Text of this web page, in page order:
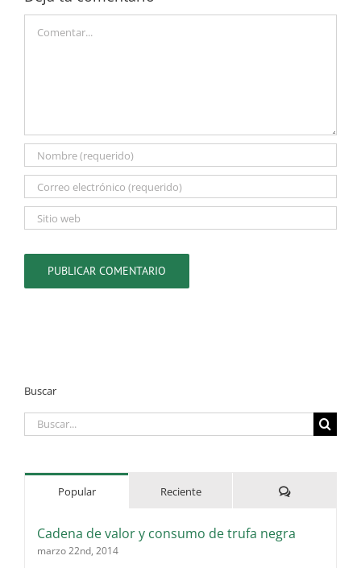
Buscar
Buscar:
Popular Reciente Comentarios
Cadena de valor y consumo de trufa negra
marzo 22nd, 2014